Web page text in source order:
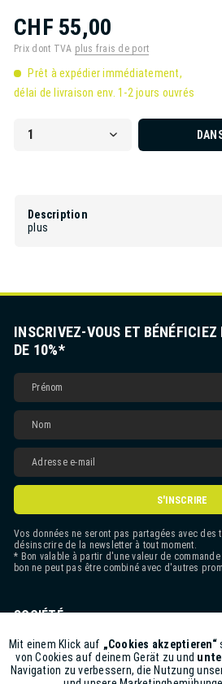
CHF 55,00
Prix dont TVA plus frais de port
Prêt à expédier immédiatement,
délai de livraison env. 1-2 jours ouvrés
Description
plus
INSCRIVEZ-VOUS ET BÉNÉFICIEZ
DE 10%*
S'INSCRIRE
Vos données ne seront pas partagées avec des
désinscrire de la newsletter à tout moment.
* Bon valable à partir d'une valeur de commande
bon ne peut pas être combiné avec d'autres
SOCIÉTÉ
CONTACT
ASSISTANCE BOUTIQUE
Funktionale
Mit einem Klick auf „Cookies akzeptieren“
von Cookies auf deinem Gerät zu und
Navigation zu verbessern, die Nutzung